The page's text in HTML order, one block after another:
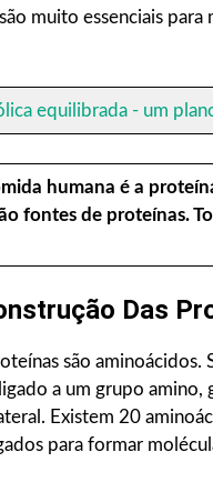
muito essenciais
equilibrada - um
humana é a
fontes de proteínas.
Das
são aminoácidos.
a um grupo
Existem 20
para formar